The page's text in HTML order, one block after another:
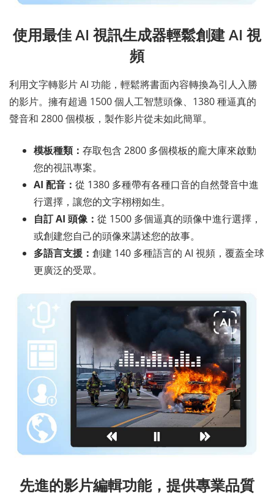
使用最佳 AI 視訊生成器輕鬆創建 AI 視
頻
利用文字轉影片 AI 功能，輕鬆將書面內容轉換為引人入勝
的影片。擁有超過 1500 個人工智慧頭像、1380 種逼真的
聲音和 2800 個模板，製作影片從未如此簡單。
模板種類： 存取包含 2800 多個模板的龐大庫來啟動
您的視訊專案。
AI 配音： 從 1380 多種帶有各種口音的自然聲音中進
行選擇，讓您的文字栩栩如生。
自訂 AI 頭像： 從 1500 多個逼真的頭像中進行選擇，
或創建您自己的頭像來講述您的故事。
多語言支援： 創建 140 多種語言的 AI 視頻，覆蓋全球
更廣泛的受眾。
先進的影片編輯功能，提供專業品質